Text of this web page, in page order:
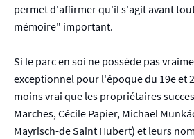
permet d'affirmer qu'il s'agit avant
mémoire" important.
Si le parc en soi ne possède pas
exceptionnel pour l'époque du 19e et
moins vrai que les propriétaires
Marches, Cécile Papier, Michael
Mayrisch-de Saint Hubert) et leurs